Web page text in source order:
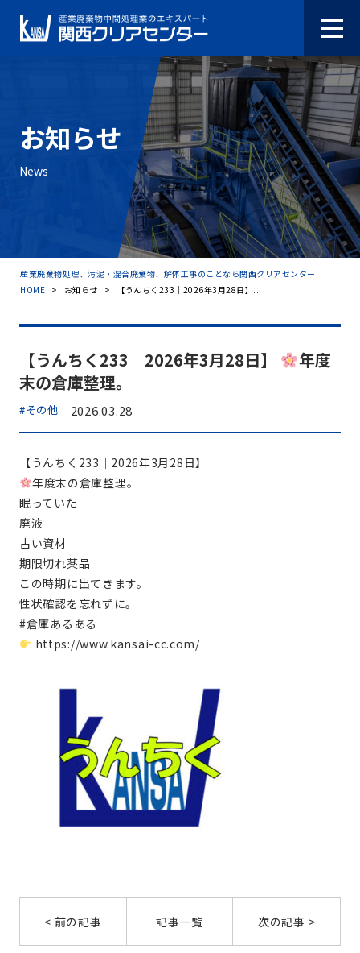
お知らせ
News
産業廃棄物処理、汚泥・混合廃棄物、解体工事のことなら関西クリアセンター
HOME > お知らせ > 【うんちく233｜2026年3月28日】...
【うんちく233｜2026年3月28日】
年度
末の倉庫整理。
#その他 2026.03.28
【うんちく233｜2026年3月28日】
年度末の倉庫整理。
眠っていた
廃液
古い資材
期限切れ薬品
この時期に出てきます。
性状確認を忘れずに。
#倉庫あるある
https://www.kansai-cc.com/
< 前の記事 記事一覧 次の記事 >